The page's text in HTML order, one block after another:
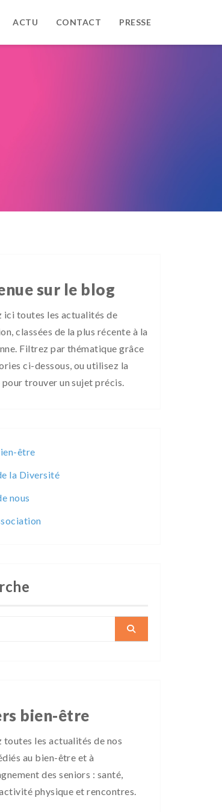
ACTU CONTACT PRESSE
sur le blog
ici toutes les actualités de
classées de la plus récente à la
Filtrez par thématique grâce
ci-dessous, ou utilisez la
pour trouver un sujet précis.
être
la Diversité
nous
bien-être
toutes les actualités de nos
au bien-être et à
des seniors : santé,
physique et rencontres.